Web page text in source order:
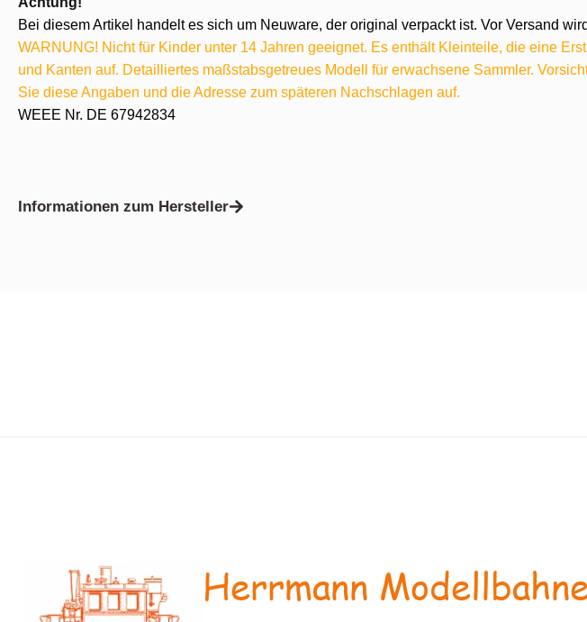
Bei diesem Artikel handelt es sich um Neuware, der original verpackt ist. Vor Versand
WARNUNG! Nicht für Kinder unter 14 Jahren geeignet. Es enthält Kleinteile, die eine
und Kanten auf. Detailliertes maßstabsgetreues Modell für erwachsene Sammler.
Sie diese Angaben und die Adresse zum späteren Nachschlagen auf.
WEEE Nr. DE 67942834
Informationen zum Hersteller
Herrmann